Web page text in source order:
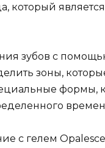
который
зубов с
зоны,
формы,
с гелем